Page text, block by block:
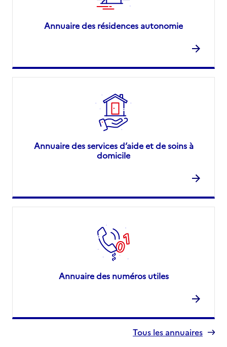
Annuaire des résidences autonomie
Annuaire des services d’aide et de soins à
domicile
Annuaire des numéros utiles
Tous les annuaires